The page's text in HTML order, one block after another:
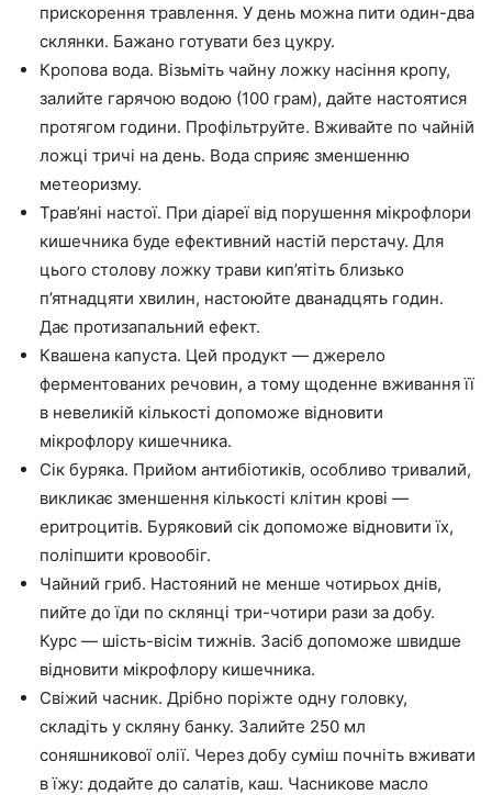
прискорення травлення. У день можна пити один-два
склянки. Бажано готувати без цукру.
Кропова вода. Візьміть чайну ложку насіння кропу,
залийте гарячою водою (100 грам), дайте настоятися
протягом години. Профільтруйте. Вживайте по чайній
ложці тричі на день. Вода сприяє зменшенню
метеоризму.
Трав’яні настої. При діареї від порушення мікрофлори
кишечника буде ефективний настій перстачу. Для
цього столову ложку трави кип’ятіть близько
п’ятнадцяти хвилин, настоюйте дванадцять годин.
Дає протизапальний ефект.
Квашена капуста. Цей продукт — джерело
ферментованих речовин, а тому щоденне вживання її
в невеликій кількості допоможе відновити
мікрофлору кишечника.
Сік буряка. Прийом антибіотиків, особливо тривалий,
викликає зменшення кількості клітин крові —
еритроцитів. Буряковий сік допоможе відновити їх,
поліпшити кровообіг.
Чайний гриб. Настояний не менше чотирьох днів,
пийте до їди по склянці три-чотири рази за добу.
Курс — шість-вісім тижнів. Засіб допоможе швидше
відновити мікрофлору кишечника.
Свіжий часник. Дрібно поріжте одну головку,
складіть у скляну банку. Залийте 250 мл
соняшникової олії. Через добу суміш почніть вживати
в їжу: додайте до салатів, каш. Часникове масло